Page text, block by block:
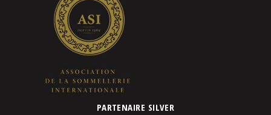
PARTENAIRE SILVER